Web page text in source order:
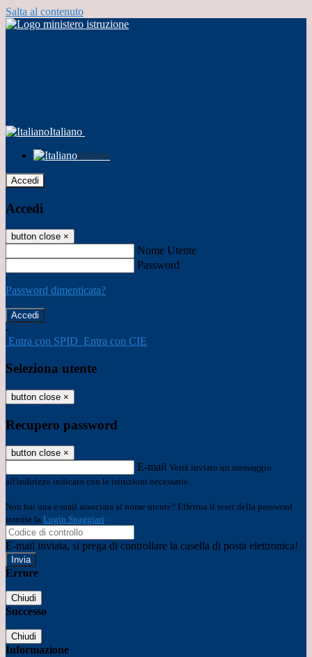
Salta al contenuto
Italiano
Italiano
Accedi
Accedi
button close ×
Nome Utente
Password
Password dimenticata?
-
Entra con SPID Entra con CIE
Seleziona utente
button close ×
Recupero password
button close ×
E-mail Verrà inviato un messaggio
all'indirizzo indicato con le istruzioni necessarie.
Non hai una e-mail associata al nome utente? Effettua il reset della password
tramite la Login Spaggiari
E-mail inviata, si prega di controllare la casella di posta elettronica!
Errore
Chiudi
Successo
Chiudi
Informazione